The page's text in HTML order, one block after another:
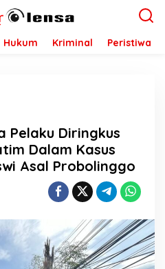
Hukum Kriminal Peristiwa
Pelaku Diringkus
Dalam Kasus
Asal Probolinggo